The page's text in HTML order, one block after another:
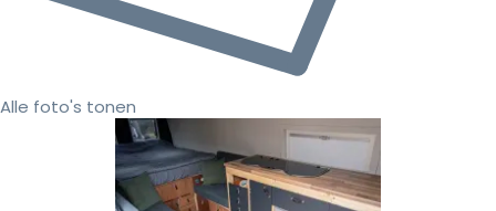
Alle foto's tonen